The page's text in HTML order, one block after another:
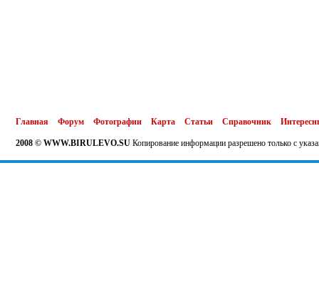
Главная Форум Фотографии Карта Статьи Справочник
2008 © WWW.BIRULEVO.SU Копирование информации разрешено только с